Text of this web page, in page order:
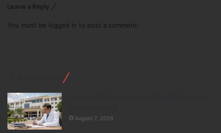
Leave a Reply
You must be logged in to post a comment.
August 7, 2026